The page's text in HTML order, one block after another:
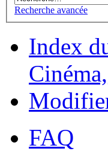
Recherche avancée
Index
FAQ